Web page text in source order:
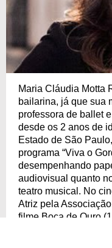
Maria Cláudia Motta
bailarina, já que sua
professora de ballet
desde os 2 anos de
Estado de São
programa “Viva o
desempenhando
audiovisual quanto
teatro musical. No
Atriz pela
filme Boca de Ouro